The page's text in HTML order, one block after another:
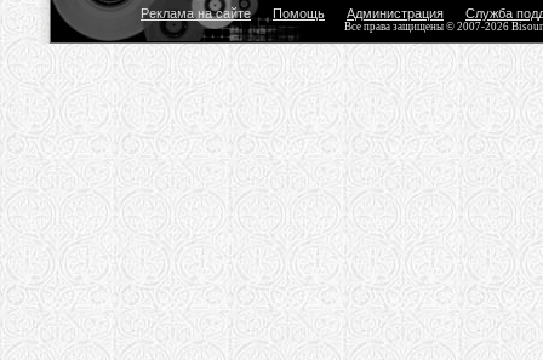
Реклама на сайте Помощь Администрация Служба
Все права защищены © 2007-2026